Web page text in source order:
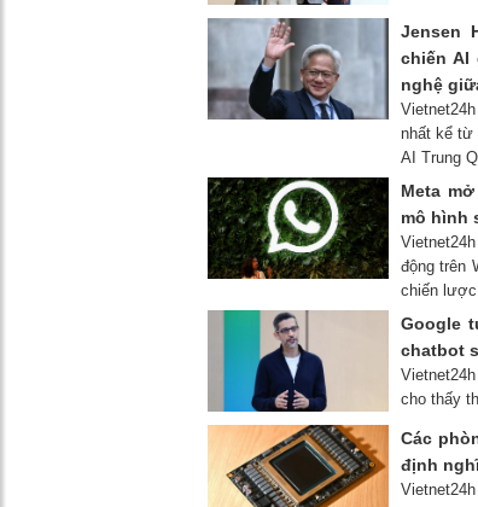
Jensen
chiến AI
nghệ
nhất kể từ
AI Trung
Meta
mô hình
động trên
chiến lược
Google
chatbot
cho thấy
Các
định